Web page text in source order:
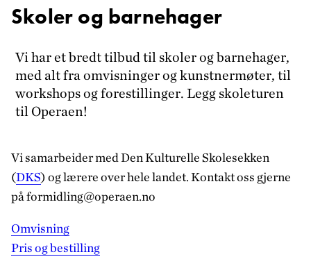
Skoler og barnehager
Vi har et bredt tilbud til skoler og barnehager,
med alt fra omvisninger og kunstnermøter, til
workshops og forestillinger. Legg skoleturen
til Operaen!
Vi samarbeider med Den Kulturelle Skolesekken
(DKS) og lærere over hele landet. Kontakt oss gjerne
på formidling@operaen.no
Omvisning
Pris og bestilling